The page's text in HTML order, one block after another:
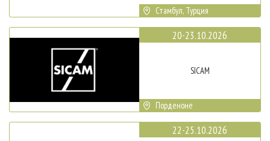
Стамбул, Турция
20-23.10.2026
SICAM
Порденоне
22-25.10.2026